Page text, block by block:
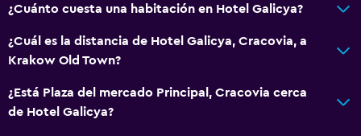
Teléfono
Alfombrado
Espacio de almacenamiento
Salud y seguridad
¿Cuánto cuesta una habitación en Hotel Galicya?
¿Cuál es la distancia de Hotel Galicya, Cracovia, a
Krakow Old Town?
¿Está Plaza del mercado Principal, Cracovia cerca
de Hotel Galicya?